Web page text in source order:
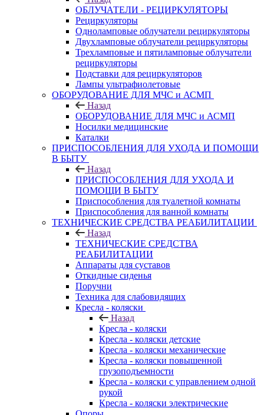
ОБЛУЧАТЕЛИ - РЕЦИРКУЛЯТОРЫ
Рециркуляторы
Одноламповые облучатели рециркуляторы
Двухламповые облучатели рециркуляторы
Трехламповые и пятиламповые облучатели
рециркуляторы
Подставки для рециркуляторов
Лампы ультрафиолетовые
ОБОРУДОВАНИЕ ДЛЯ МЧС и АСМП
Назад
ОБОРУДОВАНИЕ ДЛЯ МЧС и АСМП
Носилки медицинские
Каталки
ПРИСПОСОБЛЕНИЯ ДЛЯ УХОДА И ПОМОЩИ
В БЫТУ
Назад
ПРИСПОСОБЛЕНИЯ ДЛЯ УХОДА И
ПОМОЩИ В БЫТУ
Приспособления для туалетной комнаты
Приспособления для ванной комнаты
ТЕХНИЧЕСКИЕ СРЕДСТВА РЕАБИЛИТАЦИИ
Назад
ТЕХНИЧЕСКИЕ СРЕДСТВА
РЕАБИЛИТАЦИИ
Аппараты для суставов
Откидные сиденья
Поручни
Техника для слабовидящих
Кресла - коляски
Назад
Кресла - коляски
Кресла - коляски детские
Кресла - коляски механические
Кресла - коляски повышенной
грузоподъемности
Кресла - коляски с управлением одной
рукой
Кресла - коляски электрические